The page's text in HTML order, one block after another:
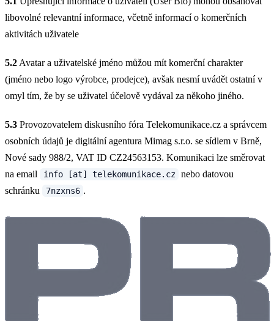
libovolné relevantní informace, včetně informací o komerčních
aktivitách uživatele
5.2 Avatar a uživatelské jméno můžou mít komerční charakter
(jméno nebo logo výrobce, prodejce), avšak nesmí uvádět ostatní v
omyl tím, že by se uživatel účelově vydával za někoho jiného.
5.3 Provozovatelem diskusního fóra Telekomunikace.cz a správcem
osobních údajů je digitální agentura Mimag s.r.o. se sídlem v Brně,
Nové sady 988/2, VAT ID CZ24563153. Komunikaci lze směrovat
na email
info [at] telekomunikace.cz nebo datovou
schránku
7nzxns6 .